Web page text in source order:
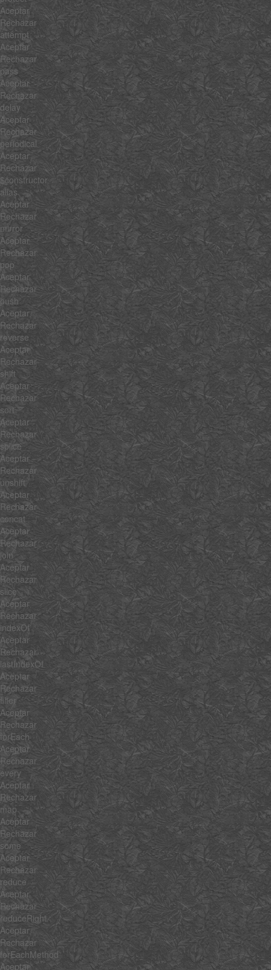
Aceptar
Rechazar
attempt
Aceptar
Rechazar
pass
Aceptar
Rechazar
delay
Aceptar
Rechazar
periodical
Aceptar
Rechazar
$constructor
alias
Aceptar
Rechazar
mirror
Aceptar
Rechazar
pop
Aceptar
Rechazar
push
Aceptar
Rechazar
reverse
Aceptar
Rechazar
shift
Aceptar
Rechazar
sort
Aceptar
Rechazar
splice
Aceptar
Rechazar
unshift
Aceptar
Rechazar
concat
Aceptar
Rechazar
join
Aceptar
Rechazar
slice
Aceptar
Rechazar
indexOf
Aceptar
Rechazar
lastIndexOf
Aceptar
Rechazar
filter
Aceptar
Rechazar
forEach
Aceptar
Rechazar
every
Aceptar
Rechazar
map
Aceptar
Rechazar
some
Aceptar
Rechazar
reduce
Aceptar
Rechazar
reduceRight
Aceptar
Rechazar
forEachMethod
Aceptar